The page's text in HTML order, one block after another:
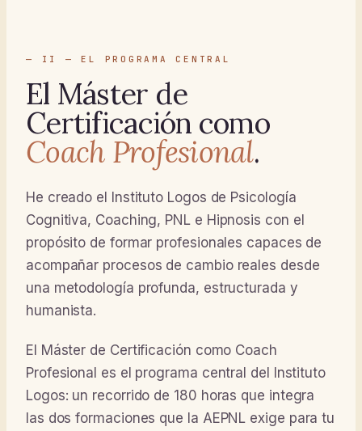
— II — EL PROGRAMA CENTRAL
El Máster de
Certificación como
Coach Profesional.
He creado el Instituto Logos de Psicología
Cognitiva, Coaching, PNL e Hipnosis con el
propósito de formar profesionales capaces de
acompañar procesos de cambio reales desde
una metodología profunda, estructurada y
humanista.
El Máster de Certificación como Coach
Profesional es el programa central del Instituto
Logos: un recorrido de 180 horas que integra
las dos formaciones que la AEPNL exige para tu